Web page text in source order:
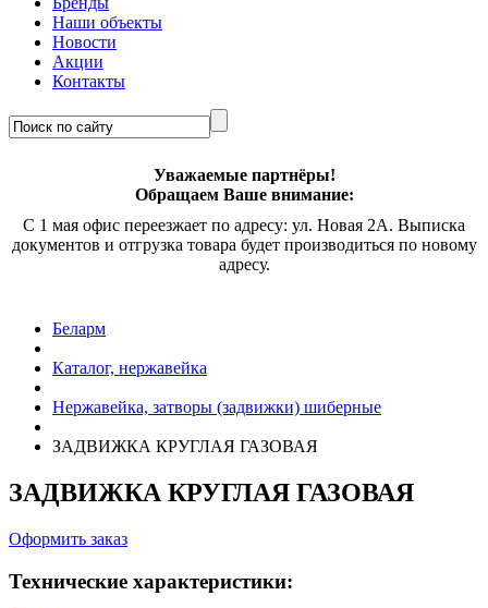
Наши объекты
Новости
Акции
Контакты
Уважаемые партнёры!
Обращаем Ваше внимание:
С 1 мая офис переезжает по адресу: ул. Новая 2А. Выписка
документов и отгрузка товара будет производиться по новому
адресу.
Беларм
Каталог, нержавейка
Нержавейка, затворы (задвижки) шиберные
ЗАДВИЖКА КРУГЛАЯ ГАЗОВАЯ
ЗАДВИЖКА КРУГЛАЯ ГАЗОВАЯ
Оформить заказ
Технические характеристики: